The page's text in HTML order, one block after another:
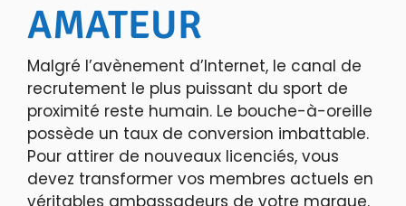
AMATEUR
Malgré l’avènement d’Internet, le canal de
recrutement le plus puissant du sport de
proximité reste humain. Le bouche-à-oreille
possède un taux de conversion imbattable.
Pour attirer de nouveaux licenciés, vous
devez transformer vos membres actuels en
véritables ambassadeurs de votre marque.